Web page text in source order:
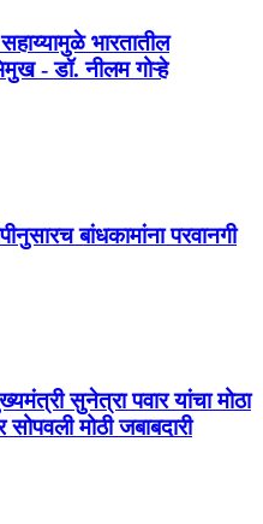
भारतातील
- डॉ. नीलम गोऱ्हे
बांधकामांना परवानगी
सुनेत्रा पवार यांचा मोठा
सोपवली मोठी जबाबदारी